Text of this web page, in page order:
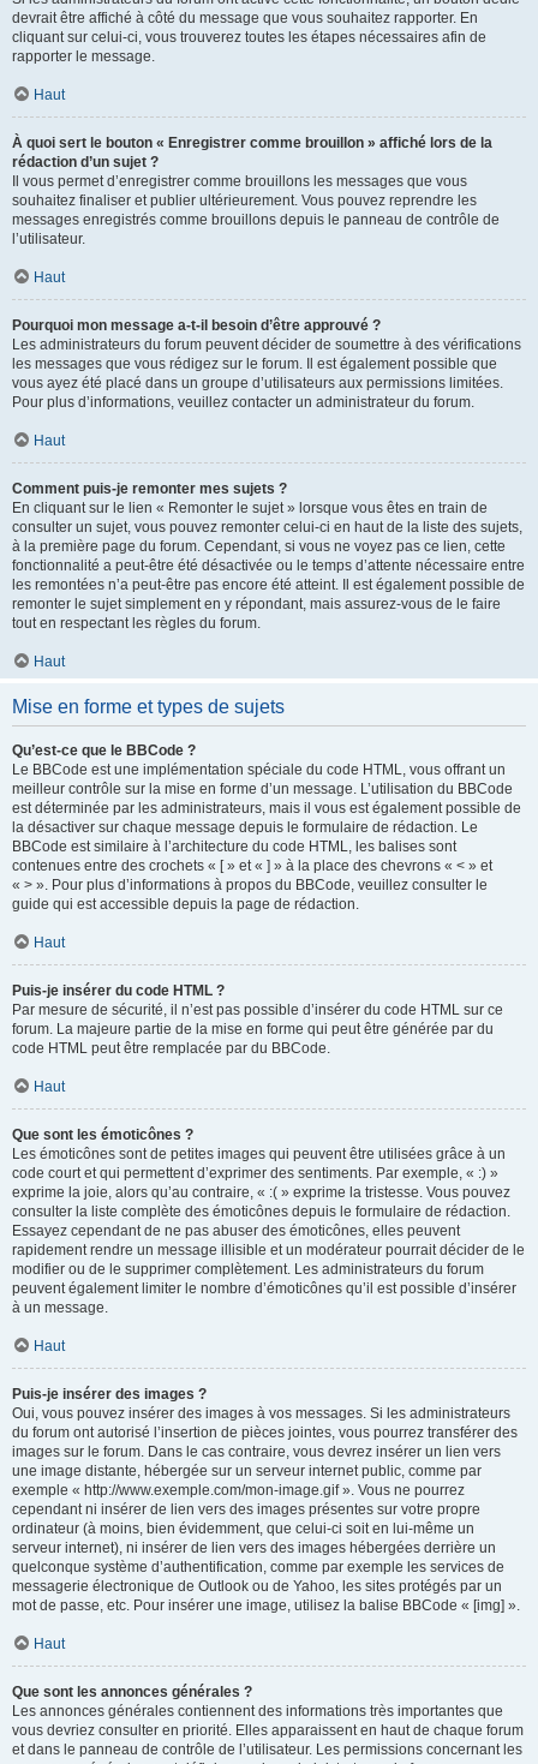
devrait être affiché à côté du message que vous souhaitez rapporter. En
cliquant sur celui-ci, vous trouverez toutes les étapes nécessaires afin de
rapporter le message.
Haut
À quoi sert le bouton « Enregistrer comme brouillon » affiché lors de la
rédaction d’un sujet ?
Il vous permet d’enregistrer comme brouillons les messages que vous
souhaitez finaliser et publier ultérieurement. Vous pouvez reprendre les
messages enregistrés comme brouillons depuis le panneau de contrôle de
l’utilisateur.
Haut
Pourquoi mon message a-t-il besoin d’être approuvé ?
Les administrateurs du forum peuvent décider de soumettre à des vérifications
les messages que vous rédigez sur le forum. Il est également possible que
vous ayez été placé dans un groupe d’utilisateurs aux permissions limitées.
Pour plus d’informations, veuillez contacter un administrateur du forum.
Haut
Comment puis-je remonter mes sujets ?
En cliquant sur le lien « Remonter le sujet » lorsque vous êtes en train de
consulter un sujet, vous pouvez remonter celui-ci en haut de la liste des sujets,
à la première page du forum. Cependant, si vous ne voyez pas ce lien, cette
fonctionnalité a peut-être été désactivée ou le temps d’attente nécessaire entre
les remontées n’a peut-être pas encore été atteint. Il est également possible de
remonter le sujet simplement en y répondant, mais assurez-vous de le faire
tout en respectant les règles du forum.
Haut
Mise en forme et types de sujets
Qu’est-ce que le BBCode ?
Le BBCode est une implémentation spéciale du code HTML, vous offrant un
meilleur contrôle sur la mise en forme d’un message. L’utilisation du BBCode
est déterminée par les administrateurs, mais il vous est également possible de
la désactiver sur chaque message depuis le formulaire de rédaction. Le
BBCode est similaire à l’architecture du code HTML, les balises sont
contenues entre des crochets « [ » et « ] » à la place des chevrons « < » et
« > ». Pour plus d’informations à propos du BBCode, veuillez consulter le
guide qui est accessible depuis la page de rédaction.
Haut
Puis-je insérer du code HTML ?
Par mesure de sécurité, il n’est pas possible d’insérer du code HTML sur ce
forum. La majeure partie de la mise en forme qui peut être générée par du
code HTML peut être remplacée par du BBCode.
Haut
Que sont les émoticônes ?
Les émoticônes sont de petites images qui peuvent être utilisées grâce à un
code court et qui permettent d’exprimer des sentiments. Par exemple, « :) »
exprime la joie, alors qu’au contraire, « :( » exprime la tristesse. Vous pouvez
consulter la liste complète des émoticônes depuis le formulaire de rédaction.
Essayez cependant de ne pas abuser des émoticônes, elles peuvent
rapidement rendre un message illisible et un modérateur pourrait décider de le
modifier ou de le supprimer complètement. Les administrateurs du forum
peuvent également limiter le nombre d’émoticônes qu’il est possible d’insérer
à un message.
Haut
Puis-je insérer des images ?
Oui, vous pouvez insérer des images à vos messages. Si les administrateurs
du forum ont autorisé l’insertion de pièces jointes, vous pourrez transférer des
images sur le forum. Dans le cas contraire, vous devrez insérer un lien vers
une image distante, hébergée sur un serveur internet public, comme par
exemple « http://www.exemple.com/mon-image.gif ». Vous ne pourrez
cependant ni insérer de lien vers des images présentes sur votre propre
ordinateur (à moins, bien évidemment, que celui-ci soit en lui-même un
serveur internet), ni insérer de lien vers des images hébergées derrière un
quelconque système d’authentification, comme par exemple les services de
messagerie électronique de Outlook ou de Yahoo, les sites protégés par un
mot de passe, etc. Pour insérer une image, utilisez la balise BBCode « [img] ».
Haut
Que sont les annonces générales ?
Les annonces générales contiennent des informations très importantes que
vous devriez consulter en priorité. Elles apparaissent en haut de chaque forum
et dans le panneau de contrôle de l’utilisateur. Les permissions concernant les